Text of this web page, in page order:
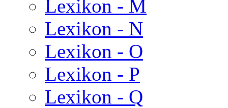
Lexikon - M
Lexikon - N
Lexikon - O
Lexikon - P
Lexikon - Q